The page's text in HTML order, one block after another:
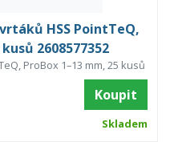
HSS PointTeQ,
2608577352
ProBox 1–13 mm, 25 kusů
Koupit
Skladem